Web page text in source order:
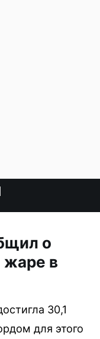
о
жаре в
30,1
для этого